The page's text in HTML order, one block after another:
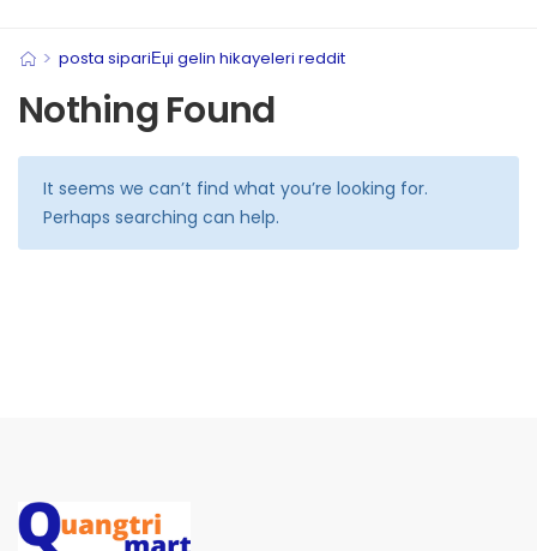
> posta sipariЕџi gelin hikayeleri reddit
Nothing Found
It seems we can’t find what you’re looking for.
Perhaps searching can help.